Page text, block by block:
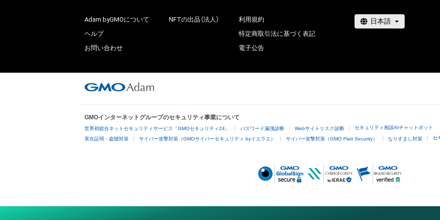
Adam byGMOについて
ヘルプ
お問い合わせ
NFTの出品（法人）
利用規約
特定商取引法に基づく表記
電子公告
GMOインターネットグループのセキュリティ事業について
世界初総合ネットセキュリティサービス「GMOセキュリティ24」 パスワード漏洩診断 Webサイトリスク診断 セキュリティ相談AIチャットボット
実在証明・盗聴対策 サイバー攻撃対策（GMOサイバーセキュリティ byイエラエ） サイバー攻撃対策（GMO Flatt Security） なりすまし対策 セ